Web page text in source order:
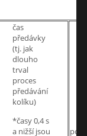
čas
předávky
(tj. jak
dlouho
trval
proces
předávání
kolíku)
*časy 0,4 s
a nižší jsou